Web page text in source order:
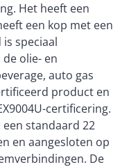
Het heeft een
een kop met een
speciaal
olie- en
auto gas
product en
certificering.
standaard 22
en aangesloten op
De